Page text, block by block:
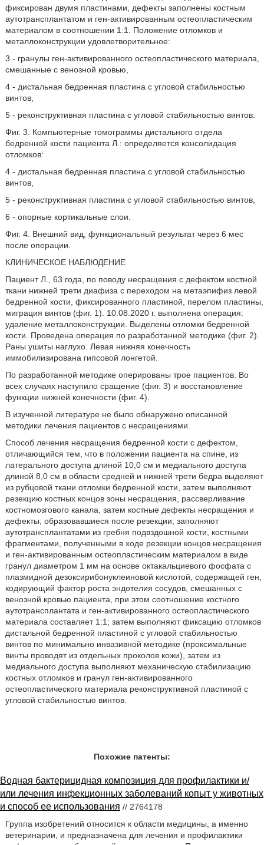
фиксирован двумя пластинами, дефекты заполнены костным
аутотрансплантатом и ген-активированным остеопластическим
материалом в соотношении 1:1. Положение отломков и
металлоконструкции удовлетворительное:
3 - гранулы ген-активированного остеопластического материала,
смешанные с венозной кровью,
4 - дистальная бедренная пластина с угловой стабильностью
винтов,
5 - реконструктивная пластина с угловой стабильностью винтов.
Фиг. 3. Компьютерные томограммы дистального отдела
бедренной кости пациента Л.: определяется консолидация
отломков:
4 - дистальная бедренная пластина с угловой стабильностью
винтов,
5 - реконструктивная пластина с угловой стабильностью винтов,
6 - опорные кортикальные слои.
Фиг. 4. Внешний вид, функциональный результат через 6 мес
после операции.
КЛИНИЧЕСКОЕ НАБЛЮДЕНИЕ
Пациент Л., 63 года, по поводу несращения с дефектом костной
ткани нижней трети диафиза с переходом на метаэпифиз левой
бедренной кости, фиксированного пластиной, перелом пластины,
миграция винтов (фиг. 1). 10.08.2020 г. выполнена операция:
удаление металлоконструкции. Выделены отломки бедренной
кости. Проведена операция по разработанной методике (фиг. 2).
Раны ушиты наглухо. Левая нижняя конечность
иммобилизирована гипсовой лонгетой.
По разработанной методике оперированы трое пациентов. Во
всех случаях наступило сращение (фиг. 3) и восстановление
функции нижней конечности (фиг. 4).
В изученной литературе не было обнаружено описанной
методики лечения пациентов с несращениями.
Способ лечения несращения бедренной кости с дефектом,
отличающийся тем, что в положении пациента на спине, из
латерального доступа длиной 10,0 см и медиального доступа
длиной 8,0 см в области средней и нижней трети бедра выделяют
из рубцовой ткани отломки бедренной кости, затем выполняют
резекцию костных концов зоны несращения, рассверливание
костномозгового канала, затем костные дефекты несращения и
дефекты, образовавшиеся после резекции, заполняют
аутотрансплантатами из гребня подвздошной кости, костными
фрагментами, полученными в ходе резекции концов несращения
и ген-активированным остеопластическим материалом в виде
гранул диаметром 1 мм на основе октакальциевого фосфата с
плазмидной дезоксирибонуклеиновой кислотой, содержащей ген,
кодирующий фактор роста эндотелия сосудов, смешанных с
венозной кровью пациента, при этом соотношение костного
аутотрансплантата и ген-активированного остеопластического
материала составляет 1:1; затем выполняют фиксацию отломков
дистальной бедренной пластиной с угловой стабильностью
винтов по минимально инвазивной методике (проксимальные
винты проводят из отдельных проколов кожи), затем из
медиального доступа выполняют механическую стабилизацию
костных отломков и гранул ген-активированного
остеопластического материала реконструктивной пластиной с
угловой стабильностью винтов.
Похожие патенты:
Водная бактерицидная композиция для профилактики и/
или лечения инфекционных заболеваний копыт у животных
и способ ее использования // 2764178
Группа изобретений относится к области медицины, а именно
ветеринарии, и предназначена для лечения и профилактики